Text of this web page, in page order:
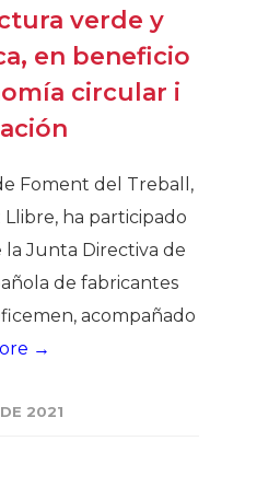
verde y
en beneficio
circular i
Foment del Treball,
Llibre, ha participado
la Junta Directiva de
de fabricantes
acompañado
→
2021